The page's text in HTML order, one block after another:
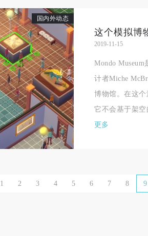
国内外动态
这个模拟博
2019-11-15
Mondo
计者Miche
博物馆。在这个
它不会基于架
更多
1 2 3 4 5 6 7 8 9
一、 一般约定
（1）、甲方为本协议中的肖像权人，自愿将
协议约定和法律规定的用途。
（2）、乙方中央美术学院美术馆是一所具有
公共美术馆。中央美术学院美术馆与时代同
学术的空间氛围，竭诚与各单位、企业、机
动。以学院的学术研究为基础，积极策划国际
览、论坛及公共教育活动，为美院师生、中外
交流、学习、展示的平台。作为一家公益性单
（3）、乙方为甲方拍摄中央美术学院公共教
一、 一般约定
（1）、甲方为本协议中的肖像权人，自愿将
协议约定和法律规定的用途。
（2）、乙方中央美术学院美术馆是一所具有
公共美术馆。中央美术学院美术馆与时代同
学术的空间氛围，竭诚与各单位、企业、机
动。以学院的学术研究为基础，积极策划国际
览、论坛及公共教育活动，为美院师生、中外
交流、学习、展示的平台。作为一家公益性单
（3）、乙方为甲方拍摄中央美术学院公共教
一、 一般约定
（1）、甲方为本协议中的肖像权人，自愿将
协议约定和法律规定的用途。
（2）、乙方中央美术学院美术馆是一所具有
公共美术馆。中央美术学院美术馆与时代同
学术的空间氛围，竭诚与各单位、企业、机
动。以学院的学术研究为基础，积极策划国际
览、论坛及公共教育活动，为美院师生、中外
交流、学习、展示的平台。作为一家公益性单
（3）、乙方为甲方拍摄中央美术学院公共教